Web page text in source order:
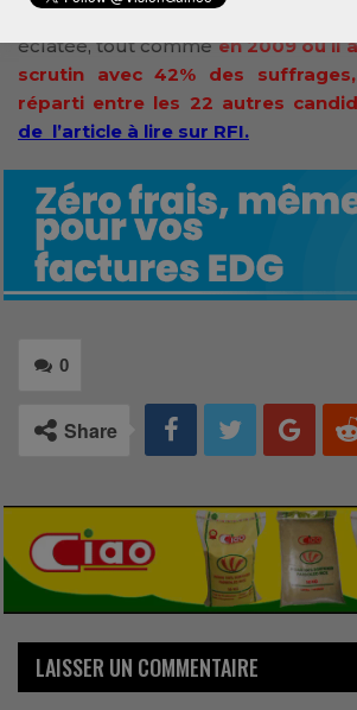
éclatée, tout commeen 2009 où il
scrutin avec 42% des
réparti entre les 22 autres
de l’article à lire sur RFI.
0
Share
LAISSER UN COMMENTAIRE